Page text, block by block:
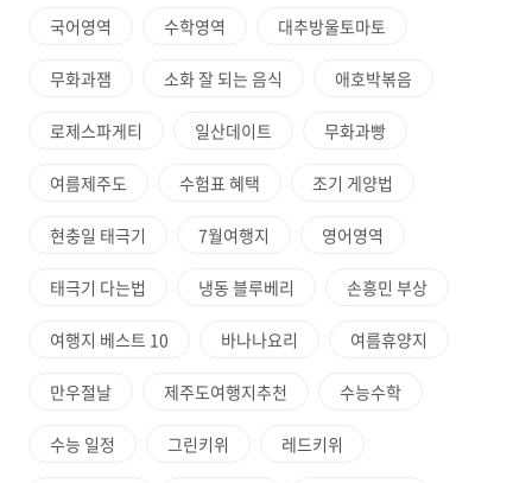
국어영역 수학영역 대추방울토마토
무화과잼 소화 잘 되는 음식 애호박볶음
로제스파게티 일산데이트 무화과빵
여름제주도 수험표 혜택 조기 게양법
현충일 태극기 7월여행지 영어영역
태극기 다는법 냉동 블루베리 손흥민 부상
여행지 베스트 10 바나나요리 여름휴양지
만우절날 제주도여행지추천 수능수학
수능 일정 그린키위 레드키위